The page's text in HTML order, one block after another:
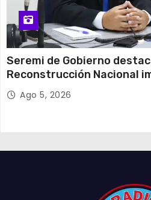
Seremi de Gobierno
Reconstrucción Nacional
y el empleo en Tarapacá
Ago 5, 2026